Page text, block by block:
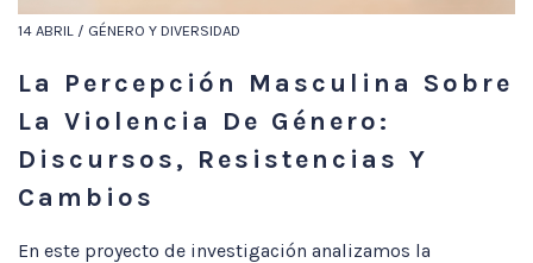
14 ABRIL / GÉNERO Y DIVERSIDAD
La Percepción Masculina Sobre
La Violencia De Género:
Discursos, Resistencias Y
Cambios
En este proyecto de investigación analizamos la